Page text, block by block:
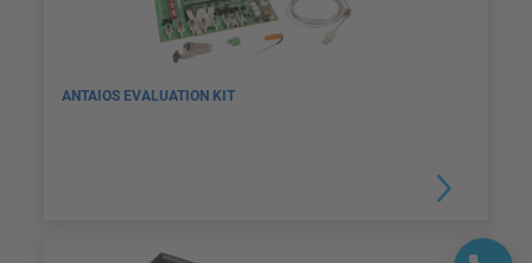
ANTAIOS EVALUATION KIT